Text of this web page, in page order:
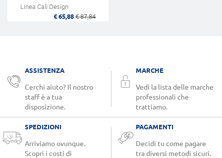
Linea Calì Design
€ 65,88 € 87,84
ASSISTENZA
Cerchi aiuto? Il nostro
staff è a tua
disposizione.
MARCHE
Vedi la lista delle marche
professionali che
trattiamo.
SPEDIZIONI
Arriviamo ovunque.
Scopri i costi di
PAGAMENTI
Decidi tu come pagare
tra diversi metodi sicuri.